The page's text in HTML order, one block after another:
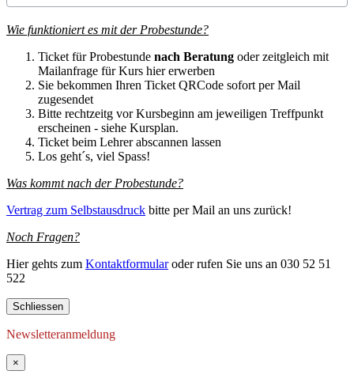
Wie funktioniert es mit der Probestunde?
Ticket für Probestunde nach Beratung oder zeitgleich mit
Mailanfrage für Kurs hier erwerben
Sie bekommen Ihren Ticket QRCode sofort per Mail
zugesendet
Bitte rechtzeitg vor Kursbeginn am jeweiligen Treffpunkt
erscheinen - siehe Kursplan.
Ticket beim Lehrer abscannen lassen
Los geht´s, viel Spass!
Was kommt nach der Probestunde?
Vertrag zum Selbstausdruck bitte per Mail an uns zurück!
Noch Fragen?
Hier gehts zum Kontaktformularoder rufen Sie uns an 030 52 51
522
Schliessen
Newsletteranmeldung
×